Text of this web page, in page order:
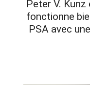
Peter V.
fonctionne
PSA avec